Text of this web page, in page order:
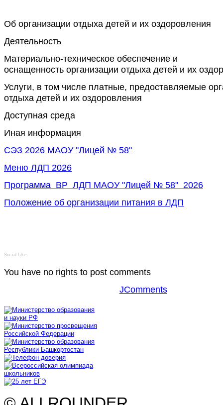
Все дляJoomla. Бесплатные шаблоны и расширения.
Об организации отдыха детей и их оздоровления
Деятельность
Материально-техническое обеспечение и
оснащенность организации отдыха детей и их
Услуги, в том числе платные, предоставляемые
отдыха детей и их оздоровления
Доступная среда
Иная информация
СЭЗ 2026 МАОУ "Лицей № 58"
Меню ЛДП 2026
Программа ВР ЛДП МАОУ "Лицей № 58" 2026
Положение об организации питания в ЛДП
Social Like
You have no rights to post comments
JComments